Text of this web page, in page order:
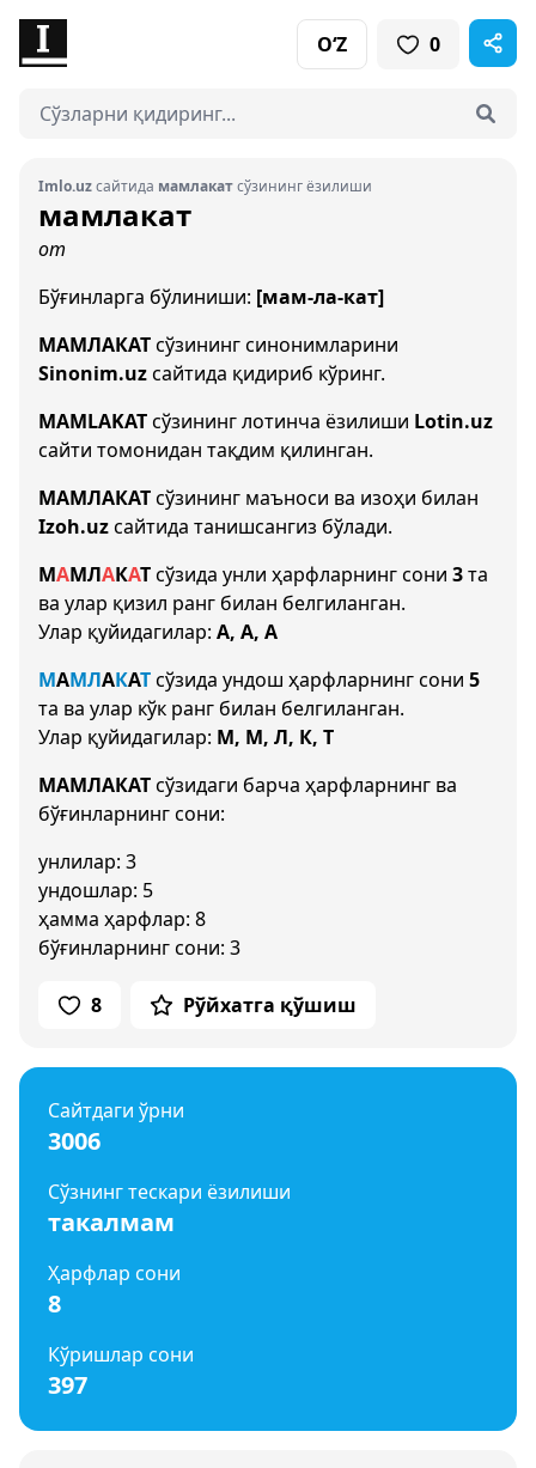
O‘Z 0
Imlo.uzсайтида мамлакатсўзининг ёзилиши
мамлакат
от
Бўғинларга бўлиниши: [мам-ла-кат]
МАМЛАКАТсўзининг синонимларини
Sinonim.uzсайтида қидириб кўринг.
MAMLAKATсўзининг лотинча ёзилиши Lotin.uz
сайти томонидан тақдим қилинган.
МАМЛАКАТсўзининг маъноси ва изоҳи билан
Izoh.uzсайтида танишсангиз бўлади.
МАМЛАКАТсўзида унли ҳарфларнинг сони 3та
ва улар қизил ранг билан белгиланган.
Улар қуйидагилар: А, А, А
МАМЛАКАТсўзида ундош ҳарфларнинг сони 5
та ва улар кўк ранг билан белгиланган.
Улар қуйидагилар: М, М, Л, К, Т
МАМЛАКАТсўзидаги барча ҳарфларнинг ва
бўғинларнинг сони:
унлилар: 3
ундошлар: 5
ҳамма ҳарфлар: 8
бўғинларнинг сони: 3
8 Рўйхатга қўшиш
Сайтдаги ўрни
3006
Сўзнинг тескари ёзилиши
такалмам
Ҳарфлар сони
8
Кўришлар сони
397